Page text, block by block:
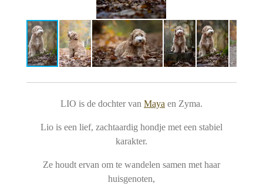
LIO is de dochter van Maya en Zyma.
Lio is een lief, zachtaardig hondje met een stabiel
karakter.
Ze houdt ervan om te wandelen samen met haar
huisgenoten,